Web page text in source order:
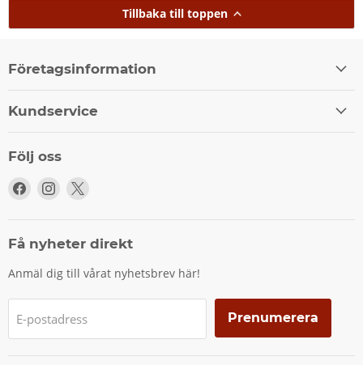
Tillbaka till toppen
Företagsinformation
Kundservice
Följ oss
Följ
Facebook
Följ
Instagram
X
Få nyheter direkt
Anmäl dig till vårat nyhetsbrev här!
E-postadress Prenumerera